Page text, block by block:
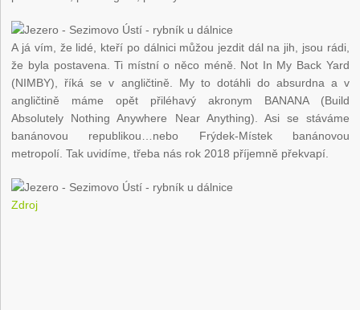
A já vím, že lidé, kteří po dálnici můžou jezdit dál na jih, jsou rádi,
že byla postavena. Ti místní o něco méně. Not In My Back Yard
(NIMBY), říká se v angličtině. My to dotáhli do absurdna a v
angličtině máme opět přiléhavý akronym BANANA (Build
Absolutely Nothing Anywhere Near Anything). Asi se stáváme
banánovou republikou…nebo Frýdek-Místek banánovou
metropolí. Tak uvidíme, třeba nás rok 2018 příjemně překvapí.
Zdroj